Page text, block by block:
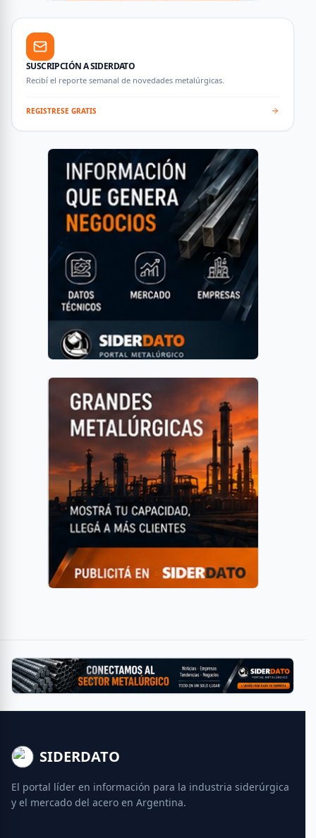
SUSCRIPCIÓN A SIDERDATO
Recibí el reporte semanal de novedades metalúrgicas.
REGISTRESE GRATIS
SIDERDATO
El portal líder en información para la industria siderúrgica
y el mercado del acero en Argentina.